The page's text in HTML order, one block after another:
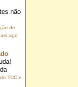
não
de
ago
TCC e